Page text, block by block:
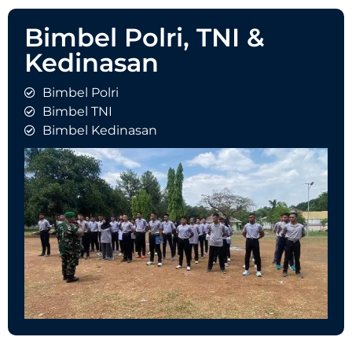
Bimbel Polri, TNI &
Kedinasan
Bimbel Polri
Bimbel TNI
Bimbel Kedinasan